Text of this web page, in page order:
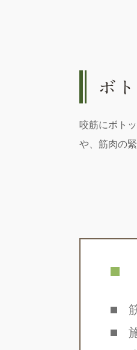
ボ
咬筋にボト
や、筋肉の